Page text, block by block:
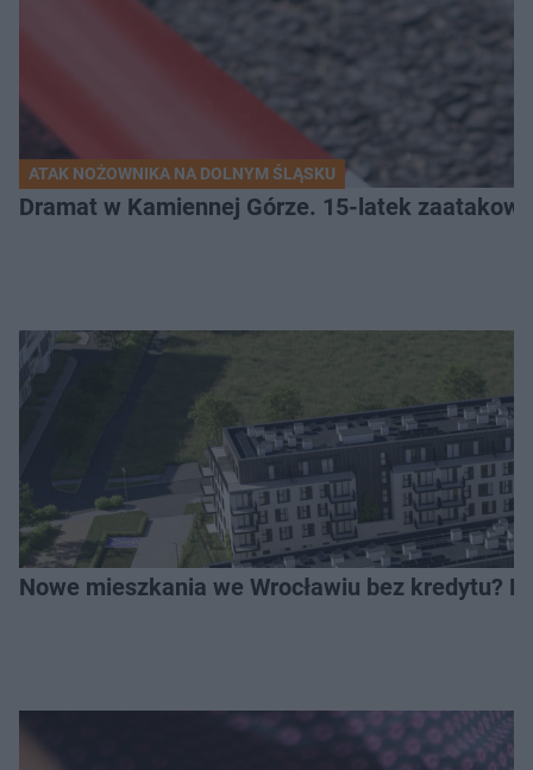
ATAK NOŻOWNIKA NA DOLNYM ŚLĄSKU
Dramat w Kamiennej Górze. 15-latek
Nowe mieszkania we Wrocławiu bez kredytu?